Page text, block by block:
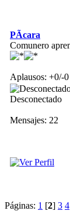
PÃ­cara
Comunero
Aplausos: +0/-0
Desconectado
Mensajes: 22
Páginas: 1 [2] 3 4